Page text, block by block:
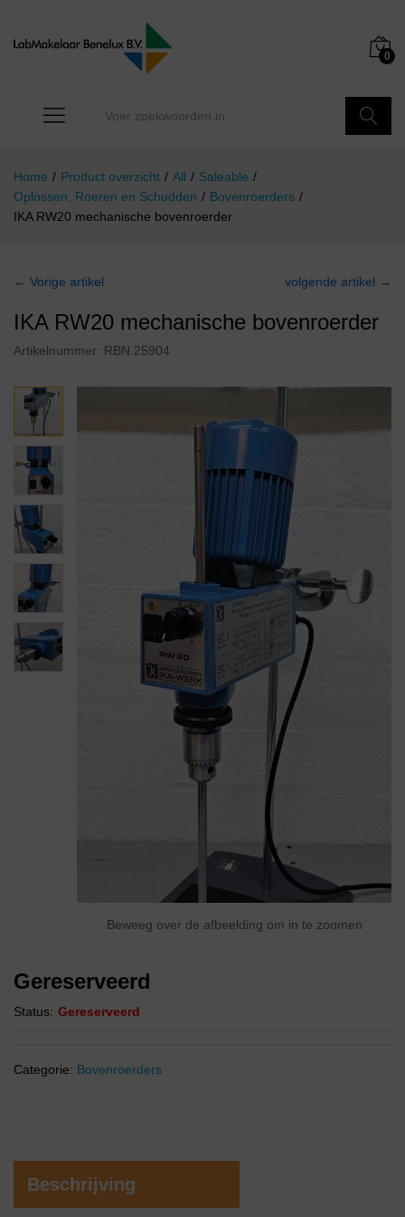
0
Home / Product overzicht / All / Saleable /
Oplossen, Roeren en Schudden / Bovenroerders /
IKA RW20 mechanische bovenroerder
← Vorige artikel volgende artikel →
IKA RW20 mechanische bovenroerder
Artikelnummer: RBN 25904
Beweeg over de afbeelding om in te zoomen
Gereserveerd
Status: Gereserveerd
Categorie: Bovenroerders
Beschrijving